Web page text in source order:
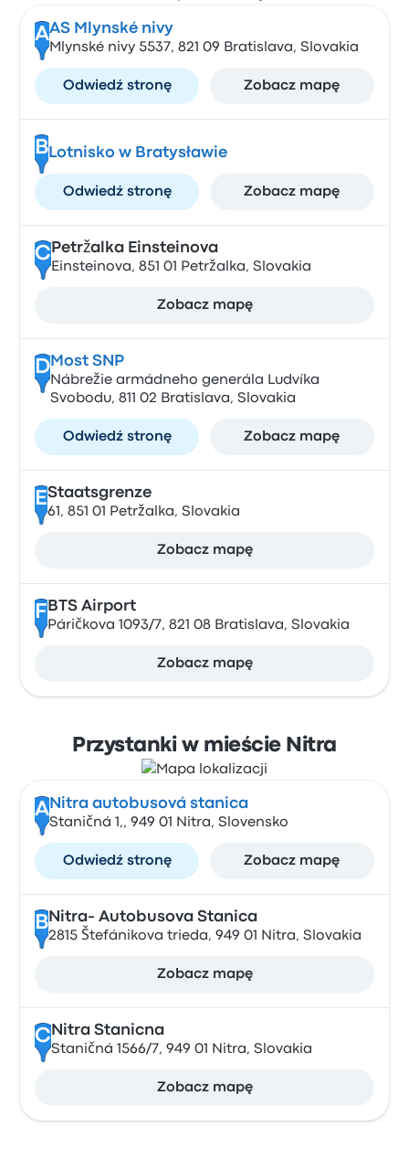
AAS Mlynské nivy
Mlynské nivy 5537, 821 09 Bratislava, Slovakia
Odwiedź stronę Zobacz mapę
BLotnisko w Bratysławie
Odwiedź stronę Zobacz mapę
CPetržalka Einsteinova
Einsteinova, 851 01 Petržalka, Slovakia
Zobacz mapę
DMost SNP
Nábrežie armádneho generála Ludvíka
Svobodu, 811 02 Bratislava, Slovakia
Odwiedź stronę Zobacz mapę
EStaatsgrenze
61, 851 01 Petržalka, Slovakia
Zobacz mapę
F BTS Airport
Páričkova 1093/7, 821 08 Bratislava, Slovakia
Zobacz mapę
Przystanki w mieście Nitra
A Nitra autobusová stanica
Staničná 1,, 949 01 Nitra, Slovensko
Odwiedź stronę Zobacz mapę
B Nitra- Autobusova Stanica
2815 Štefánikova trieda, 949 01 Nitra, Slovakia
Zobacz mapę
CNitra Stanicna
Staničná 1566/7, 949 01 Nitra, Slovakia
Zobacz mapę